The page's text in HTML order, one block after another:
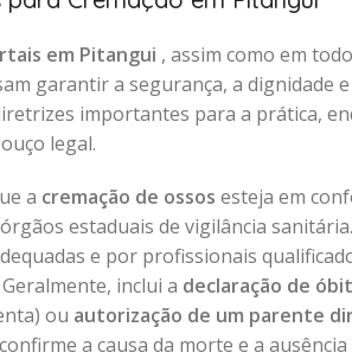
em Pitangui , assim como em
garantir a segurança, a dignidade
importantes para a prática,
legal.
a cremação de ossos esteja em
estaduais de vigilância
e por profissionais
inclui a declaração de
ou autorização de um parente
a causa da morte e a